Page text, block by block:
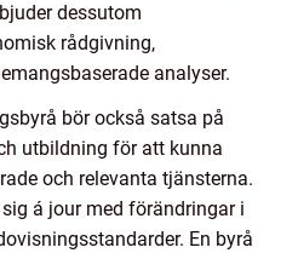
dessutom
rådgivning,
analyser.
bör också satsa på
utbildning för att kunna
och relevanta tjänsterna.
á jour med förändringar i
En byrå